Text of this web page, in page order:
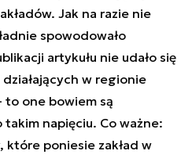
Jak na razie nie
spowodowało
artykułu nie udało się
w regionie
to one bowiem są
napięciu. Co ważne:
które poniesie zakład w